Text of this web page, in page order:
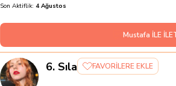
Son Aktiflik: 4 Ağustos
Mustafa İLE
6.Sıla FAVORİLERE EKLE